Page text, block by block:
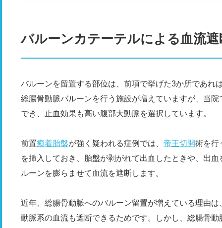
バルーンカテーテルによる血流
バルーンを留置する部位は、前項で挙げた3か所であれ
総腸骨動脈バルーンを行う施設が増えていますが、当
でき、止血効果も高い腹部大動脈を選択しています。
前置癒着胎盤が強く疑われる症例では、 帝王切開術を行
を挿入しておき、胎盤が剥がれて出血したときや、出
ルーンを膨らませて血流を遮断します。
近年、総腸骨動脈へのバルーン留置が増えている理由
動脈系の血流も遮断できるためです。しかし、総腸骨